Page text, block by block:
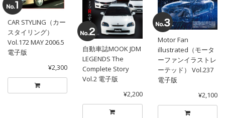
CAR STYLING（カー
スタイリング）
Vol.172 MAY 2006.5
電子版
¥2,300
自動車誌MOOK JDM
LEGENDS The
Complete Story
Vol.2 電子版
¥2,200
Motor Fan
illustrated（モータ
ーファンイラストレ
ーテッド） Vol.237
電子版
¥2,100